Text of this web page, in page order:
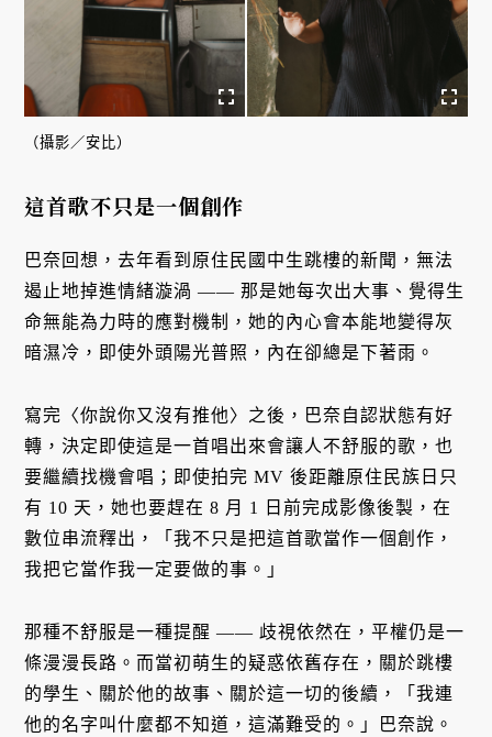
（攝影／安比）
這首歌不只是一個創作
巴奈回想，去年看到原住民國中生跳樓的新聞，無法
遏止地掉進情緒漩渦 —— 那是她每次出大事、覺得生
命無能為力時的應對機制，她的內心會本能地變得灰
暗濕冷，即使外頭陽光普照，內在卻總是下著雨。
寫完〈你說你又沒有推他〉之後，巴奈自認狀態有好
轉，決定即使這是一首唱出來會讓人不舒服的歌，也
要繼續找機會唱；即使拍完 MV 後距離原住民族日只
有 10 天，她也要趕在 8 月 1 日前完成影像後製，在
數位串流釋出，「我不只是把這首歌當作一個創作，
我把它當作我一定要做的事。」
那種不舒服是一種提醒 —— 歧視依然在，平權仍是一
條漫漫長路。而當初萌生的疑惑依舊存在，關於跳樓
的學生、關於他的故事、關於這一切的後續，「我連
他的名字叫什麼都不知道，這滿難受的。」巴奈說。